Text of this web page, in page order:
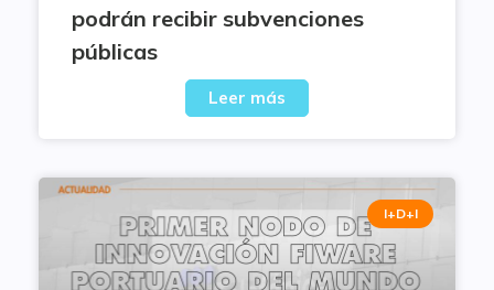
podrán recibir subvenciones
públicas
Leer más
I+D+I